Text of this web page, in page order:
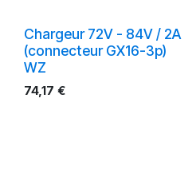
Chargeur 72V - 84V / 2A
(connecteur GX16-3p)
WZ
74,17 €